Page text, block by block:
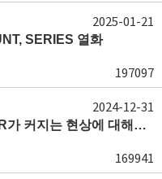
SERIES 열화
197097
2025-01-21
HF와 LF중 LF REFLECT POWER가 커지는 현상에 대해서 도움이 필요합니다.
169941
2024-12-31